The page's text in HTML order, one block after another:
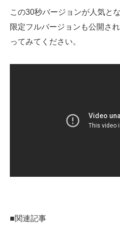
この30秒バージョンが人気と
限定フルバージョンも公開さ
ってみてください。
■関連記事